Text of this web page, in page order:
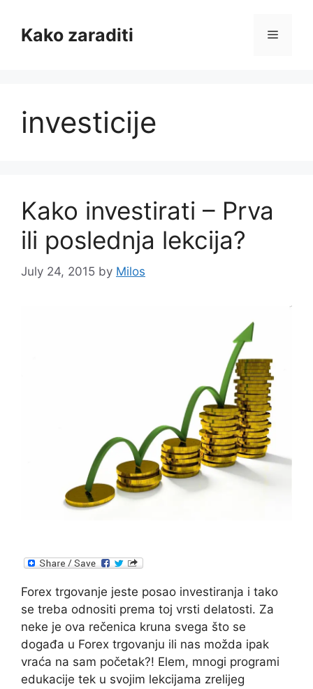
contentKako zaraditi Menu
investicije
Kako investirati – Prva
ili poslednja lekcija?
July 24, 2015 by Milos
Forex trgovanje jeste posao investiranja i tako
se treba odnositi prema toj vrsti delatosti. Za
neke je ova rečenica kruna svega što se
događa u Forex trgovanju ili nas možda ipak
vraća na sam početak?! Elem, mnogi programi
edukacije tek u svojim lekcijama zrelijeg